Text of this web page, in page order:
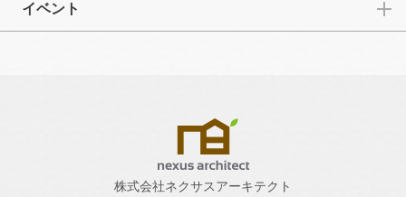
イベント
株式会社ネクサスアーキテクト